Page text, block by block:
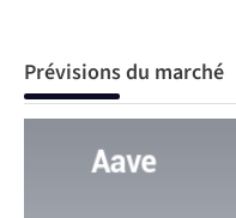
Prévisions du marché